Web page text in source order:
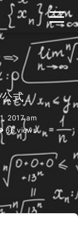
式 _
2017 am
66views